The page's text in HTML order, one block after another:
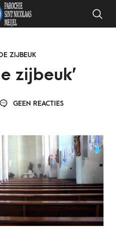
ZIJBEUK
zijbeuk’
GEEN REACTIES